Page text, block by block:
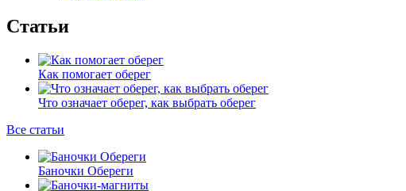
Статьи
Как помогает оберег
Что означает оберег, как выбрать оберег
Все статьи
Баночки Обереги